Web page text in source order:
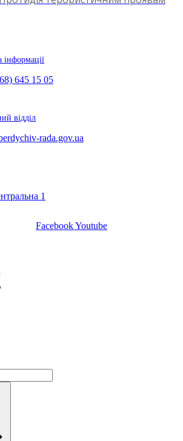
645 15 05
відділ
rada.gov.ua
1
FacebookYoutube